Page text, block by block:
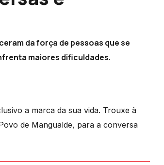
da força de pessoas que se
maiores dificuldades.
a marca da sua vida. Trouxe à
de Mangualde, para a conversa